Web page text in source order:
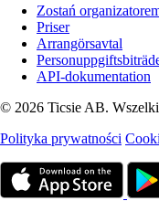
Zostań
Priser
Arrangörsavtal
API-dokumentation
© 2026 Ticsie AB.
Polityka prywatności